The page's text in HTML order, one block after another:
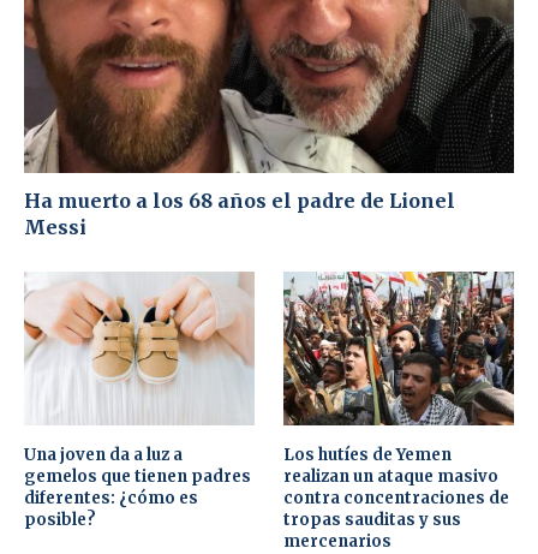
Ha muerto a los 68 años el padre de Lionel
Messi
Una joven da a luz a
gemelos que tienen padres
diferentes: ¿cómo es
posible?
Los hutíes de Yemen
realizan un ataque masivo
contra concentraciones de
tropas sauditas y sus
mercenarios